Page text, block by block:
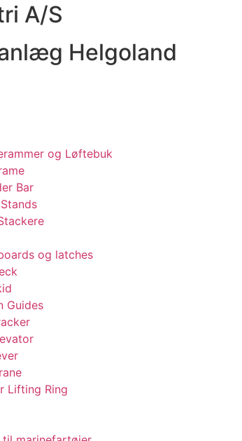
A/S
Helgoland
og Løftebuk
Bar
og latches
Guides
Lifting Ring